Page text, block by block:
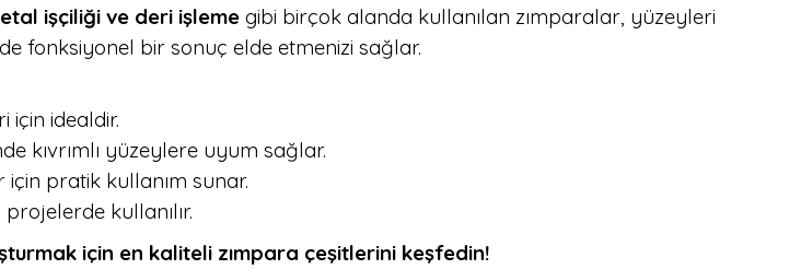
işçiliği ve deri işlemegibi birçok alanda kullanılan zımparalar, yüzeyleri
fonksiyonel bir sonuç elde etmenizi sağlar.
için idealdir.
kıvrımlı yüzeylere uyum sağlar.
pratik kullanım sunar.
kullanılır.
için en kaliteli zımpara çeşitlerini keşfedin!